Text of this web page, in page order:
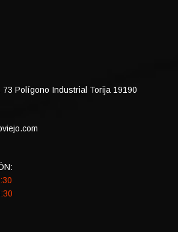
73 Polígono Industrial Torija 19190